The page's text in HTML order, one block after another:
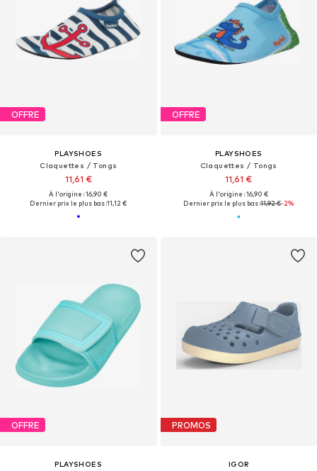
OFFRE
PLAYSHOES
Claquettes / Tongs
11,61 €
À l'origine : 16,90 €
Dernier prix le plus bas :11,12 €
OFFRE
PLAYSHOES
Claquettes / Tongs
11,61 €
À l'origine : 16,90 €
Dernier prix le plus bas :11,92 €-2%
OFFRE
PLAYSHOES
PROMOS
IGOR